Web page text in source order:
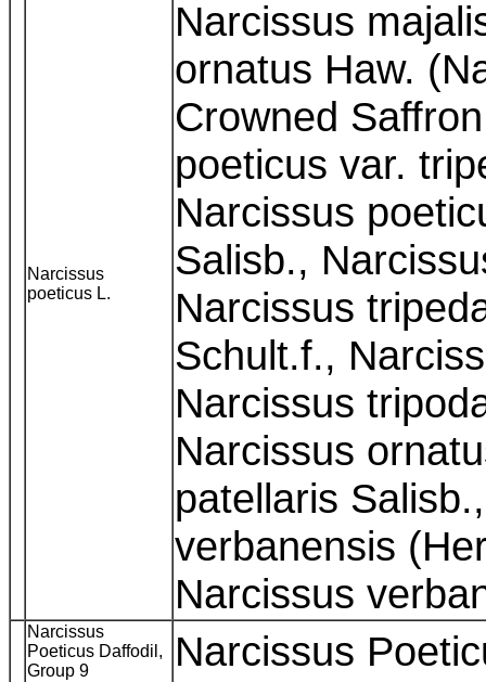
Narcissus
poeticus L.
Narcissus
ornatus Haw.
Crowned
poeticus var.
Narcissus
Salisb.,
Narcissus
Schult.f.,
Narcissus
Narcissus
patellaris
verbanensis
Narcissus
Narcissus
Poeticus Daffodil,
Group 9
Narcissus